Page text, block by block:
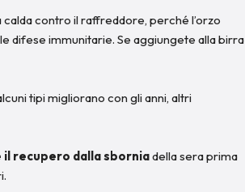
contro il raffreddore, perché l’orzo
difese immunitarie. Se aggiungete alla birra
tipi migliorano con gli anni, altri
recupero dalla sborniadella sera prima